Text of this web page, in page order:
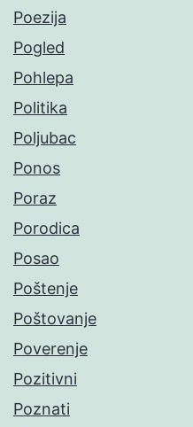
Poezija
Pogled
Pohlepa
Politika
Poljubac
Ponos
Poraz
Porodica
Posao
Poštenje
Poštovanje
Poverenje
Pozitivni
Poznati